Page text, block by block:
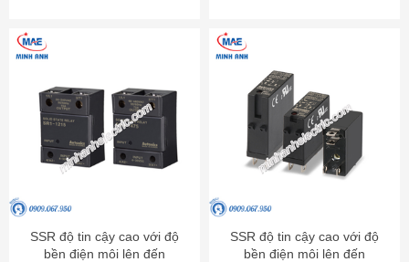
SSR độ tin cậy cao với độ
bền điện môi lên đến
SSR độ tin cậy cao với độ
bền điện môi lên đến